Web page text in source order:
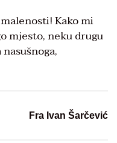
Kako mi
mjesto, neku drugu
Fra Ivan Šarčević